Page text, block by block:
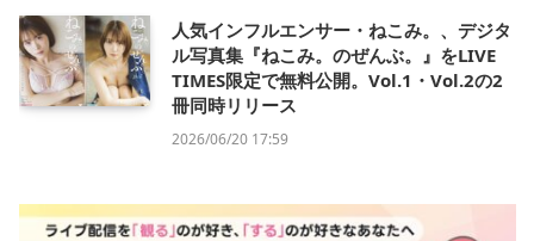
人気インフルエンサー・ねこみ。、デジタ
ル写真集『ねこみ。のぜんぶ。』をLIVE
TIMES限定で無料公開。Vol.1・Vol.2の2
冊同時リリース
2026/06/20 17:59